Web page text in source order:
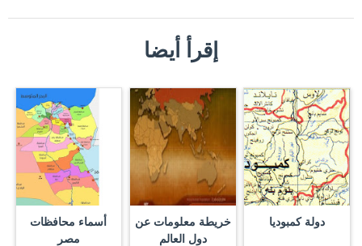
إقرأ أيضا
دولة كمبوديا
خريطة معلومات عن
دول العالم
أسماء محافظات
مصر